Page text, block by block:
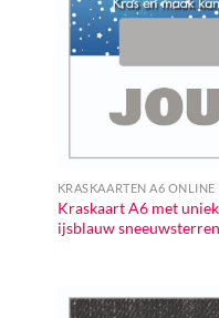
KRASKAARTEN A6
Kraskaart A6 met
ijsblauw